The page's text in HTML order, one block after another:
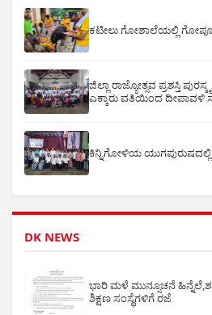
ಕಟೀಲು ಗೋಶಾಲೆಯಲ್ಲಿ
ಜಿಲ್ಲಾ ರಾಜ್ಯೋತ್ಸವ ಪ್ರಶಸ್ತಿ
ಎಕ್ಕಾರು ವತಿಯಿಂದ ದೀಪಾವಳಿ
ಕಿನ್ನಿಗೋಳಿಯ ಯುಗಪುರುಷದಲ್ಲಿ
DK NEWS
ಭಾರಿ ಮಳೆ ಮುನ್ಸೂಚನೆ
ಶಿಕ್ಷಣ ಸಂಸ್ಥೆಗಳಿಗೆ ರಜೆ